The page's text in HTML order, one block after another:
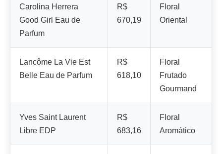
Carolina Herrera
Good Girl Eau de
Parfum
R$
670,19
Floral
Oriental
Lancôme La Vie Est
Belle Eau de Parfum
R$
618,10
Floral
Frutado
Gourmand
Yves Saint Laurent
Libre EDP
R$
683,16
Floral
Aromático